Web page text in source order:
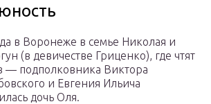
в Воронеже в семье Николая и
(в девичестве Гриценко), где чтят
— подполковника Виктора
и Евгения Ильича
дочь Оля.